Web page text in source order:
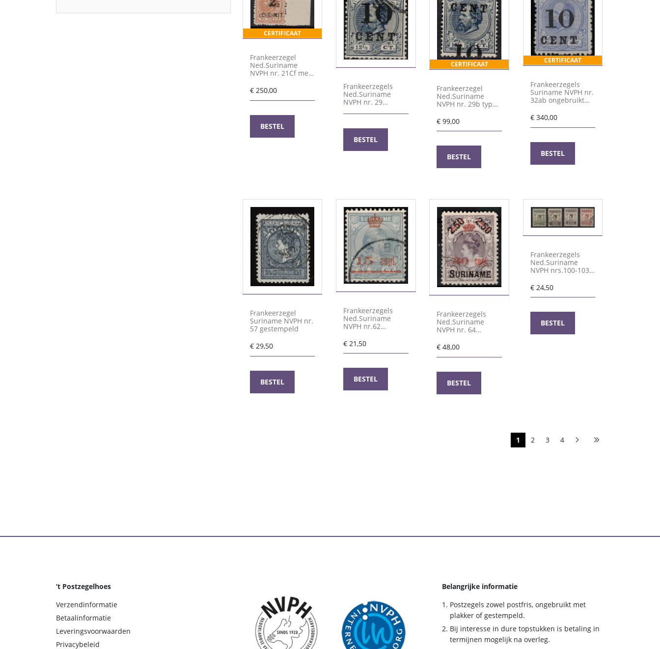
CERTIFICAAT
Frankeerzegel
Ned.Suriname
NVPH nr. 21Cf met
€ 250,00
BESTEL
Frankeerzegels
Ned.Suriname
NVPH nr. 29
BESTEL
CERTIFICAAT
Frankeerzegel
Ned.Suriname
NVPH nr. 29b type
€ 99,00
BESTEL
CERTIFICAAT
Frankeerzegels
Suriname NVPH nr.
32ab ongebruikt
Vleeming
€340,00
BESTEL
Frankeerzegel
Suriname NVPH nr.
57 gestempeld
€ 29,50
BESTEL
Frankeerzegels
Ned.Suriname
NVPH nr.62
€ 21,50
BESTEL
Frankeerzegels
Ned.Suriname
NVPH nr. 64
€ 48,00
BESTEL
Frankeerzegels
Ned.Suriname
NVPH nrs.100-103
€24,50
BESTEL
1 2 3 4
‘t Postzegelhoes
Verzendinformatie
Betaalinformatie
Leveringsvoorwaarden
Privacybeleid
Belangrijke informatie
Postzegels zowel postfris, ongebruikt met
plakker of gestempeld.
Bij interesse in dure topstukken is betaling in
termijnen mogelijk na overleg.